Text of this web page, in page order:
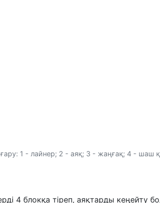
1 - лайнер; 2 - аяқ; 3 - жаңғақ; 4 -
4 блокқа тіреп, аяқтарды кеңейту